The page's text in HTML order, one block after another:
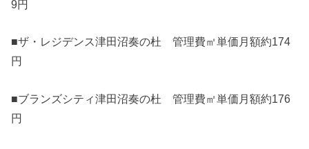
9円
■ザ・レジデンス津田沼奏の杜 管理費㎡単価月額約174
円
■ブランズシティ津田沼奏の杜 管理費㎡単価月額約176
円